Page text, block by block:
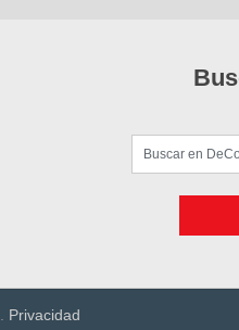
Privacidad